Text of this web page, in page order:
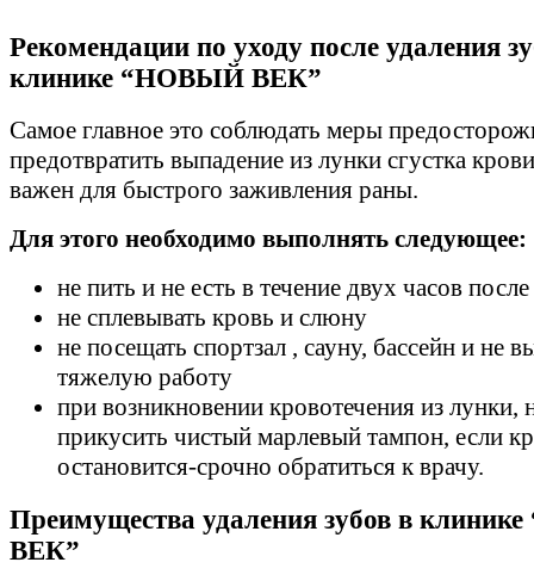
Рекомендации по уходу после удаления
клинике “НОВЫЙ ВЕК”
Самое главное это соблюдать меры
предотвратить выпадение из лунки сгустка
важен для быстрого заживления раны.
Для этого необходимо выполнять следующее:
не пить и не есть в течение двух часов
не сплевывать кровь и слюну
не посещать спортзал , сауну, бассейн и не
тяжелую работу
при возникновении кровотечения из лунки,
прикусить чистый марлевый тампон, если
остановится-срочно обратиться к врачу.
Преимущества удаления зубов в
ВЕК”